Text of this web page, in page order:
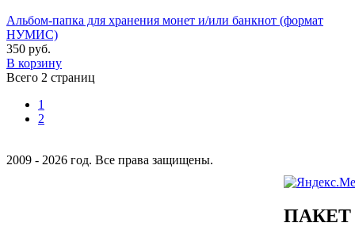
Альбом-папка для хранения монет и/или банкнот (формат
НУМИС)
350 руб.
В корзину
Всего 2 страниц
1
2
2009 - 2026 год. Все права защищены.